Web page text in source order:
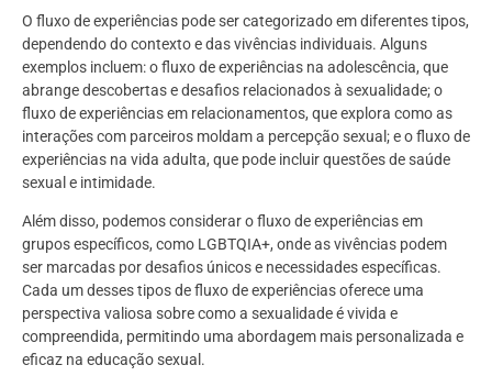
O fluxo de experiências pode ser categorizado em diferentes tipos,
dependendo do contexto e das vivências individuais. Alguns
exemplos incluem: o fluxo de experiências na adolescência, que
abrange descobertas e desafios relacionados à sexualidade; o
fluxo de experiências em relacionamentos, que explora como as
interações com parceiros moldam a percepção sexual; e o fluxo de
experiências na vida adulta, que pode incluir questões de saúde
sexual e intimidade.
Além disso, podemos considerar o fluxo de experiências em
grupos específicos, como LGBTQIA+, onde as vivências podem
ser marcadas por desafios únicos e necessidades específicas.
Cada um desses tipos de fluxo de experiências oferece uma
perspectiva valiosa sobre como a sexualidade é vivida e
compreendida, permitindo uma abordagem mais personalizada e
eficaz na educação sexual.